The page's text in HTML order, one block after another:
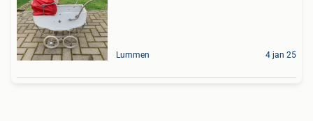
Lummen 4 jan 25